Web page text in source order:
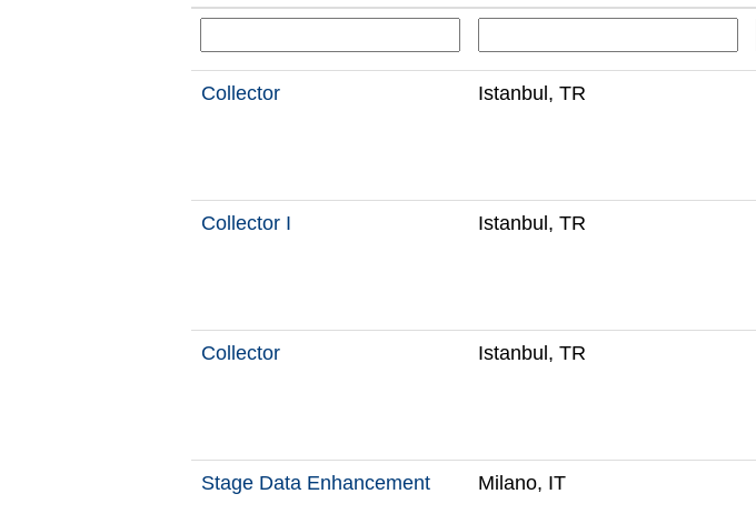
Collector Istanbul, TR
Collector I Istanbul, TR
Collector Istanbul, TR
Stage Data Enhancement Milano, IT